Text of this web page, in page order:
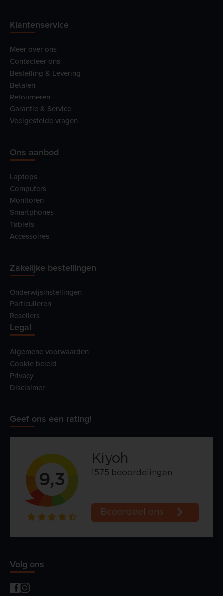
Klantenservice
Meer over ons
Contacteer ons
Bestelling & Levering
Betalen
Retourneren
Garantie & Service
Veelgestelde vragen
Ons aanbod
Laptops
Computers
Monitoren
Smartphones
Tablets
Accessoires
Zakelijke bestellingen
Onderwijsinstellingen
Particulieren
Resellers
Legal
Algemene voorwaarden
Cookie beleid
Privacy
Disclaimer
Geef ons een rating!
Volg ons